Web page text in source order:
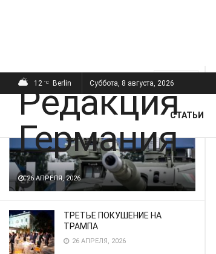
ПОСЛЕДНИЕ
26 АПРЕЛЯ, 2026
ТРЕТЬЕ ПОКУШЕНИЕ НА
ТРАМПА
26 АПРЕЛЯ, 2026
12 °C Berlin Суббота, 8 августа, 2026
СТАТЬИ